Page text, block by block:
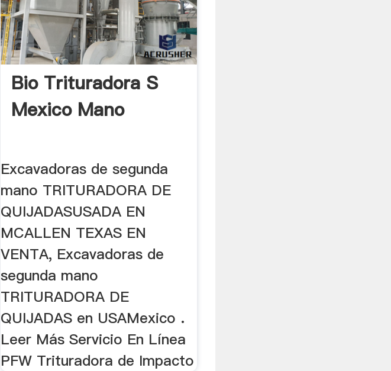
Bio Trituradora S
Mexico Mano
Excavadoras de segunda
mano TRITURADORA DE
QUIJADASUSADA EN
MCALLEN TEXAS EN
VENTA, Excavadoras de
segunda mano
TRITURADORA DE
QUIJADAS en USAMexico .
Leer Más Servicio En Línea
PFW Trituradora de Impacto